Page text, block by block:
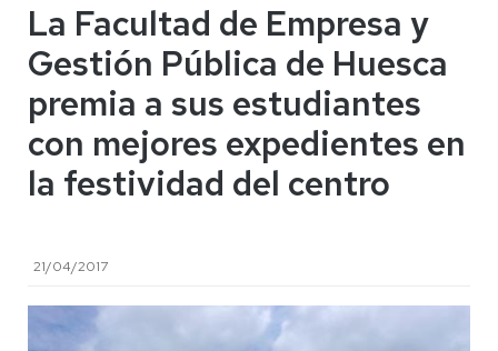
La Facultad de Empresa y
Gestión Pública de Huesca
premia a sus estudiantes
con mejores expedientes en
la festividad del centro
21/04/2017